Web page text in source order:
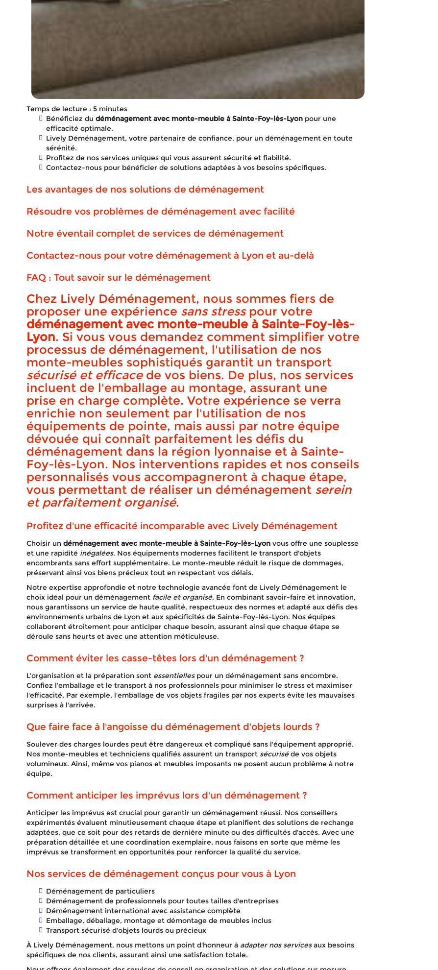
Déménagement avec
meuble à Sainte-
lyon
APPELEZ-NOUS !
Temps de lecture : 5 minutes
Bénéficiez du déménagement avec monte-meuble à Sainte-Foy-lès-Lyonpour une
efficacité optimale.
Lively Déménagement, votre partenaire de confiance, pour un déménagement en toute
sérénité.
Profitez de nos services uniques qui vous assurent sécurité et fiabilité.
Contactez-nous pour bénéficier de solutions adaptées à vos besoins spécifiques.
Les avantages de nos solutions de déménagement
Résoudre vos problèmes de déménagement avec facilité
Notre éventail complet de services de déménagement
Contactez-nous pour votre déménagement à Lyon et au-delà
FAQ : Tout savoir sur le déménagement
Chez Lively Déménagement, nous sommes fiers de
proposer une expérience sans stresspour votre
déménagement avec monte-meuble à Sainte-Foy-lès-
Lyon. Si vous vous demandez comment simplifier votre
processus de déménagement, l'utilisation de nos
monte-meubles sophistiqués garantit un transport
sécurisé et efficacede vos biens. De plus, nos services
incluent de l'emballage au montage, assurant une
prise en charge complète. Votre expérience se verra
enrichie non seulement par l'utilisation de nos
équipements de pointe, mais aussi par notre équipe
dévouée qui connaît parfaitement les défis du
déménagement dans la région lyonnaise et à Sainte-
Foy-lès-Lyon. Nos interventions rapides et nos conseils
personnalisés vous accompagneront à chaque étape,
vous permettant de réaliser un déménagement serein
et parfaitement organisé.
Profitez d'une efficacité incomparable avec Lively Déménagement
Choisir un déménagement avec monte-meuble à Sainte-Foy-lès-Lyonvous offre une souplesse
et une rapidité inégalées. Nos équipements modernes facilitent le transport d'objets
encombrants sans effort supplémentaire. Le monte-meuble réduit le risque de dommages,
préservant ainsi vos biens précieux tout en respectant vos délais.
Notre expertise approfondie et notre technologie avancée font de Lively Déménagement le
choix idéal pour un déménagement facile et organisé. En combinant savoir-faire et innovation,
nous garantissons un service de haute qualité, respectueux des normes et adapté aux défis des
environnements urbains de Lyon et aux spécificités de Sainte-Foy-lès-Lyon. Nos équipes
collaborent étroitement pour anticiper chaque besoin, assurant ainsi que chaque étape se
déroule sans heurts et avec une attention méticuleuse.
Comment éviter les casse-têtes lors d'un déménagement ?
L'organisation et la préparation sont essentiellespour un déménagement sans encombre.
Confiez l'emballage et le transport à nos professionnels pour minimiser le stress et maximiser
l'efficacité. Par exemple, l'emballage de vos objets fragiles par nos experts évite les mauvaises
surprises à l'arrivée.
Que faire face à l'angoisse du déménagement d'objets lourds ?
Soulever des charges lourdes peut être dangereux et compliqué sans l'équipement approprié.
Nos monte-meubles et techniciens qualifiés assurent un transport sécuriséde vos objets
volumineux. Ainsi, même vos pianos et meubles imposants ne posent aucun problème à notre
équipe.
Comment anticiper les imprévus lors d'un déménagement ?
Anticiper les imprévus est crucial pour garantir un déménagement réussi. Nos conseillers
expérimentés évaluent minutieusement chaque étape et planifient des solutions de rechange
adaptées, que ce soit pour des retards de dernière minute ou des difficultés d'accès. Avec une
préparation détaillée et une coordination exemplaire, nous faisons en sorte que même les
imprévus se transforment en opportunités pour renforcer la qualité du service.
Nos services de déménagement conçus pour vous à Lyon
Déménagement de particuliers
Déménagement de professionnels pour toutes tailles d'entreprises
Déménagement international avec assistance complète
Emballage, déballage, montage et démontage de meubles inclus
Transport sécurisé d'objets lourds ou précieux
À Lively Déménagement, nous mettons un point d'honneur à adapter nos servicesaux besoins
spécifiques de nos clients, assurant ainsi une satisfaction totale.